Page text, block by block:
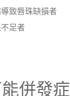
致唇珠缺損者
足者
併發症